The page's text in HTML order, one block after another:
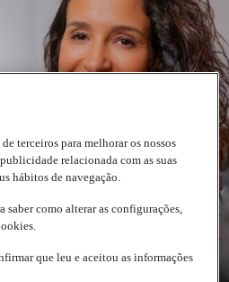
terceiros para melhorar os nossos
relacionada com as suas
hábitos de navegação.
saber como alterar as configurações,
que leu e aceitou as informações